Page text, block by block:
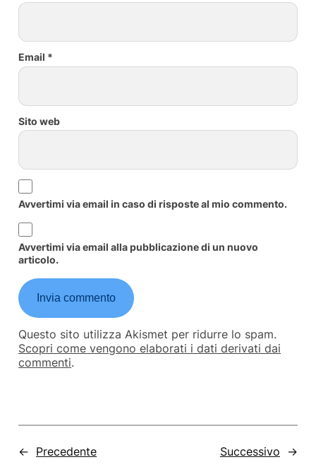
Email *
Sito web
Avvertimi via email in caso di risposte al mio commento.
Avvertimi via email alla pubblicazione di un nuovo
articolo.
Questo sito utilizza Akismet per ridurre lo spam.
Scopri come vengono elaborati i dati derivati dai
commenti.
← Precedente Successivo →